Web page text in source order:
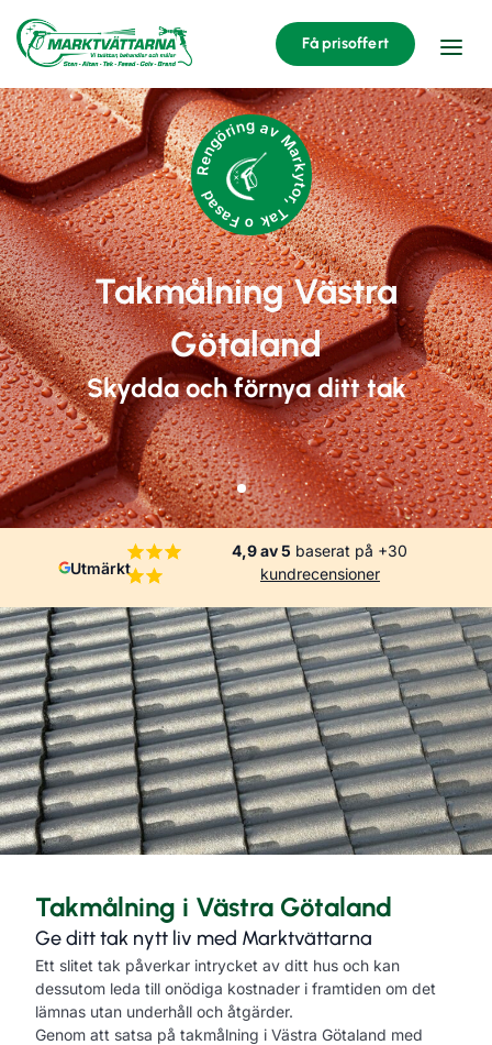
Få prisoffert
Rengöring av Markytor, Tak o Fasad
Takmålning Västra
Götaland
Skydda och förnya ditt tak
Utmärkt
4,9 av 5 baserat på +30
kundrecensioner
Takmålning i Västra Götaland
Ge ditt tak nytt liv med Marktvättarna
Ett slitet tak påverkar intrycket av ditt hus och kan
dessutom leda till onödiga kostnader i framtiden om det
lämnas utan underhåll och åtgärder.
Genom att satsa på takmålning i Västra Götaland med